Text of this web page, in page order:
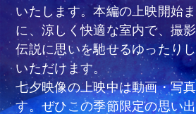
いたします。本編の上映開始
に、涼しく快適な室内で、撮
伝説に思いを馳せるゆったり
いただけます。
七夕映像の上映中は動画・写
す。ぜひこの季節限定の思い